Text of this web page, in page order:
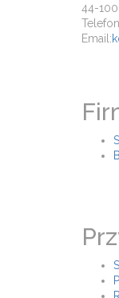
44-
Email: